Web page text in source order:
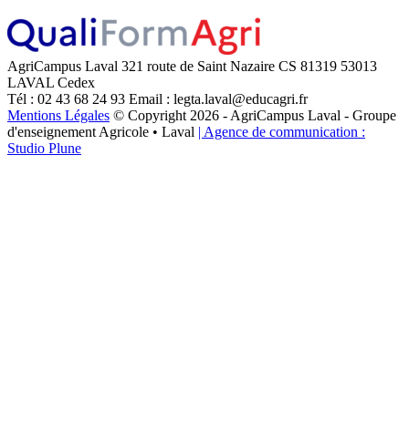
AgriCampus Laval 321 route de Saint Nazaire CS 81319 53013
LAVAL Cedex
Tél : 02 43 68 24 93 Email : legta.laval@educagri.fr
Mentions Légales © Copyright 2026 - AgriCampus Laval - Groupe
d'enseignement Agricole • Laval | Agence de communication :
Studio Plune